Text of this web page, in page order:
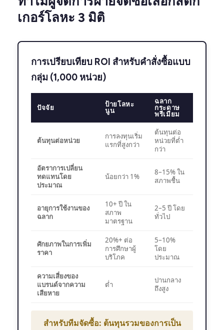
เกอร์โลหะ 3 มิติ
การเปรียบเทียบ ROI สำหรับคำสั่งซื้อแบบ
กลุ่ม (1,000 หน่วย)
ปัจจัย ป้ายโลหะ
นูน
ฉลาก
กระดาษ
พรีเมียม
ต้นทุนต่อหน่วย
การลงทุนเริ่ม
แรกที่สูงกว่า
ต้นทุนต่อ
หน่วยที่ต่ำ
กว่า
อัตราการเปลี่ยน
ทดแทนโดย
ประมาณ
น้อยกว่า 1%
8–15% ใน
สภาพชื้น
อายุการใช้งานของ
ฉลาก
10+ ปี ใน
สภาพ
มาตรฐาน
2–5 ปี โดย
ทั่วไป
ศักยภาพในการเพิ่ม
ราคา
20%+ ต่อ
การศึกษาผู้
บริโภค
5–10%
โดย
ประมาณ
ความเสี่ยงของ
แบรนด์จากความ
เสียหาย
ต่ำ
ปานกลาง
ถึงสูง
สำหรับทีมจัดซื้อ: ต้นทุนรวมของการเป็น